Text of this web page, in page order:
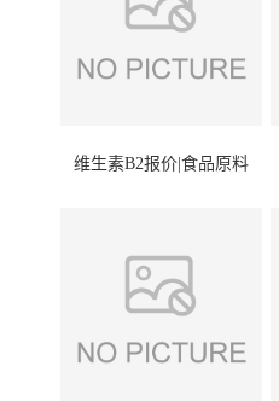
维生素B2报价|食品原料